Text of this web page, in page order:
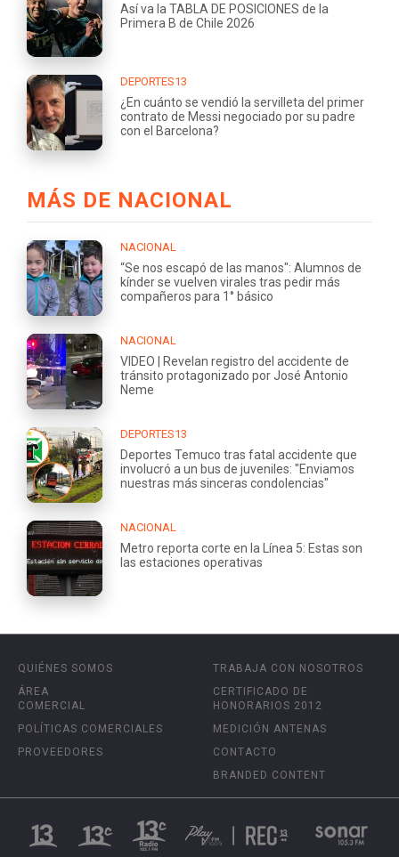
Así va la TABLA DE POSICIONES de la
Primera B de Chile 2026
DEPORTES13
¿En cuánto se vendió la servilleta del primer
contrato de Messi negociado por su padre
con el Barcelona?
MÁS DE NACIONAL
NACIONAL
“Se nos escapó de las manos": Alumnos de
kínder se vuelven virales tras pedir más
compañeros para 1° básico
NACIONAL
VIDEO | Revelan registro del accidente de
tránsito protagonizado por José Antonio
Neme
DEPORTES13
Deportes Temuco tras fatal accidente que
involucró a un bus de juveniles: "Enviamos
nuestras más sinceras condolencias"
NACIONAL
Metro reporta corte en la Línea 5: Estas son
las estaciones operativas
QUIÉNES SOMOS
ÁREA
COMERCIAL
POLÍTICAS COMERCIALES
PROVEEDORES
TRABAJA CON NOSOTROS
CERTIFICADO DE
HONORARIOS 2012
MEDICIÓN ANTENAS
CONTACTO
BRANDED CONTENT